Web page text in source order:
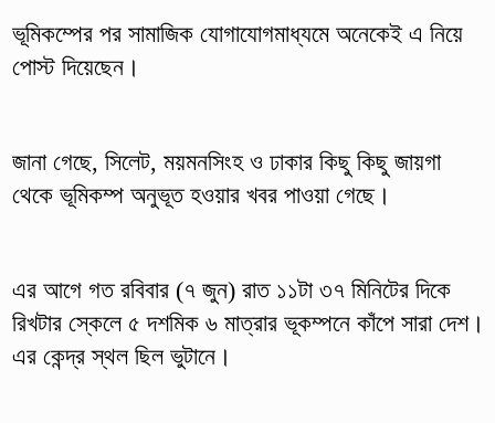
ভূমিকম্পের পর সামাজিক যোগাযোগমাধ্যমে অনেকেই এ নিয়ে
পোস্ট দিয়েছেন।
জানা গেছে, সিলেট, ময়মনসিংহ ও ঢাকার কিছু কিছু জায়গা
থেকে ভূমিকম্প অনুভূত হওয়ার খবর পাওয়া গেছে।
এর আগে গত রবিবার (৭ জুন) রাত ১১টা ৩৭ মিনিটের দিকে
রিখটার স্কেলে ৫ দশমিক ৬ মাত্রার ভূকম্পনে কাঁপে সারা দেশ।
এর কেন্দ্র স্থল ছিল ভুটানে।